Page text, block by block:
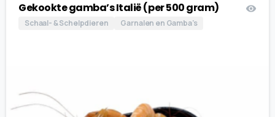
Gekookte gamba’s Italië (per 500 gram)
Schaal- & Schelpdieren Garnalen en Gamba's